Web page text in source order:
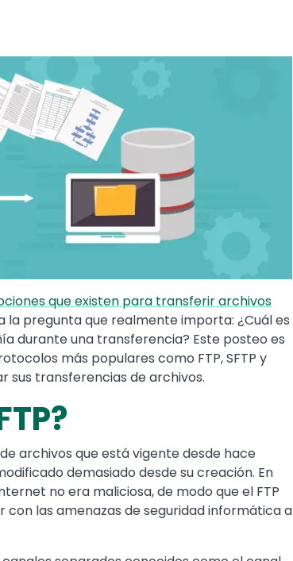
que existen para transferir archivos
pregunta que realmente importa: ¿Cuál es
durante una transferencia? Este posteo es
más populares como FTP, SFTP y
sus transferencias de archivos.
archivos que está vigente desde hace
demasiado desde su creación. En
no era maliciosa, de modo que el FTP
las amenazas de seguridad informática a